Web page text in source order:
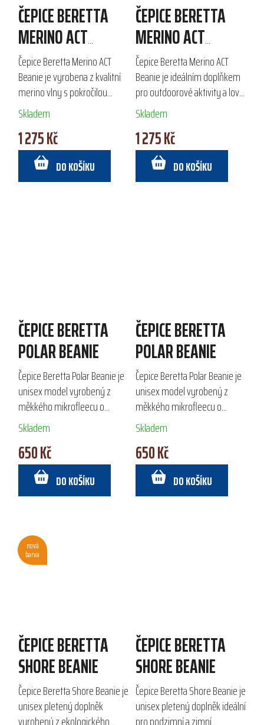
ČEPICE BERETTA
MERINO ACT
BEANIE
Čepice Beretta Merino ACT
Beanie je vyrobena z kvalitní
merino vlny s pokročilou
membránou BWB EVO, která
zajišťuje voděodolnost a
prodyšnost. Ideální pro lov a
outdoorové...
Skladem
1 275 Kč
DO KOŠÍKU
ČEPICE BERETTA
MERINO ACT
BEANIE
Čepice Beretta Merino ACT
Beanie je ideálním doplňkem
pro outdoorové aktivity a lov v
chladném počasí. Vyrobena z
kvalitní merino vlny a
vybavena membránou BWB
EVO, poskytuje...
Skladem
1 275 Kč
DO KOŠÍKU
ČEPICE BERETTA
POLAR BEANIE
Čepice Beretta Polar Beanie je
unisex model vyrobený z
měkkého mikrofleecu o
gramáži 200 g/m2, který
poskytuje výbornou tepelnou
izolaci a komfort při
outdoorových aktivitách a...
Skladem
650 Kč
DO KOŠÍKU
ČEPICE BERETTA
POLAR BEANIE
Čepice Beretta Polar Beanie je
unisex model vyrobený z
měkkého mikrofleecu o
gramáži 200 g/m2, který
zajišťuje tepelnou izolaci a
komfort. Materiál je tvořen ze
100 %...
Skladem
650 Kč
DO KOŠÍKU
nová
barva
ČEPICE BERETTA
SHORE BEANIE
Čepice Beretta Shore Beanie je
unisex pletený doplněk
ČEPICE BERETTA
SHORE BEANIE
Čepice Beretta Shore Beanie je
unisex pletený doplněk ideální